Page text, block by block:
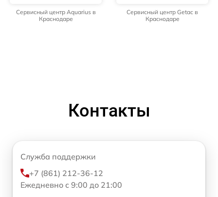
Сервисный центр Aquarius в
Краснодаре
Сервисный центр Getac в
Краснодаре
Контакты
Служба поддержки
+7 (861) 212-36-12
Ежедневно с 9:00 до 21:00